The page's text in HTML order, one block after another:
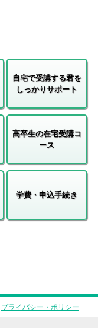
自宅で受講する君を
しっかりサポート
高卒生の在宅受講コ
ース
学費・申込手続き
プライバシー・ポリシー